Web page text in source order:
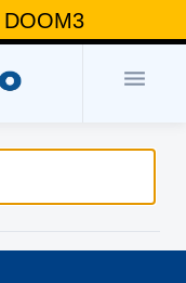
